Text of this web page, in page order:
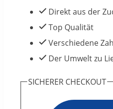
Direkt aus der
Top Qualität
Verschiedene
Der Umwelt zu
SICHERER CHECKOUT